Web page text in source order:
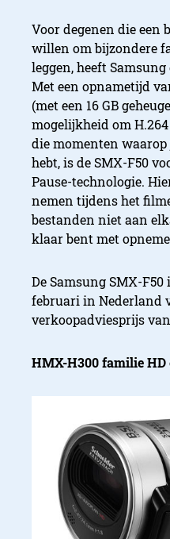
Voor degenen die een
willen om bijzondere
leggen, heeft
Met een opnametijd
(met een 16 GB
mogelijkheid om
die momenten waarop
hebt, is de SMX-F50
Pause-technologie.
nemen tijdens het
bestanden niet aan
klaar bent met
De Samsung SMX-
februari in Nederland
verkoopadviesprijs
HMX-H300 familie HD